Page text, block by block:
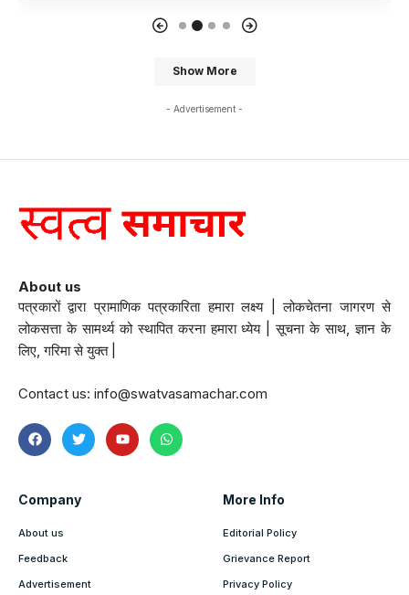
Show More
- Advertisement -
About us
पत्रकारों द्वारा प्रामाणिक पत्रकारिता हमारा लक्ष्य | लोकचेतना जागरण से
लोकसत्ता के सामर्थ्य को स्थापित करना हमारा ध्येय | सूचना के साथ, ज्ञान के
लिए, गरिमा से युक्त |
Contact us: info@swatvasamachar.com
Company
About us
Feedback
Advertisement
More Info
Editorial Policy
Grievance Report
Privacy Policy